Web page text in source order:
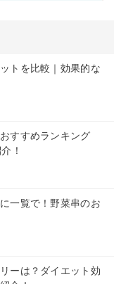
トを比較｜効果的な
すすめランキング
！
一覧で！野菜串のお
ーは？ダイエット効